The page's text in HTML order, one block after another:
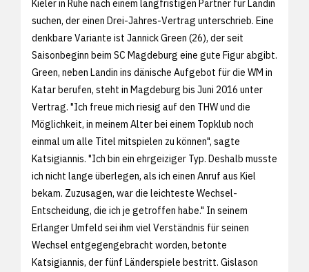
Kieler in Ruhe nach einem langfristigen Partner für Landin
suchen, der einen Drei-Jahres-Vertrag unterschrieb. Eine
denkbare Variante ist Jannick Green (26), der seit
Saisonbeginn beim SC Magdeburg eine gute Figur abgibt.
Green, neben Landin ins dänische Aufgebot für die WM in
Katar berufen, steht in Magdeburg bis Juni 2016 unter
Vertrag. "Ich freue mich riesig auf den THW und die
Möglichkeit, in meinem Alter bei einem Topklub noch
einmal um alle Titel mitspielen zu können", sagte
Katsigiannis. "Ich bin ein ehrgeiziger Typ. Deshalb musste
ich nicht lange überlegen, als ich einen Anruf aus Kiel
bekam. Zuzusagen, war die leichteste Wechsel-
Entscheidung, die ich je getroffen habe." In seinem
Erlanger Umfeld sei ihm viel Verständnis für seinen
Wechsel entgegengebracht worden, betonte
Katsigiannis, der fünf Länderspiele bestritt. Gislason